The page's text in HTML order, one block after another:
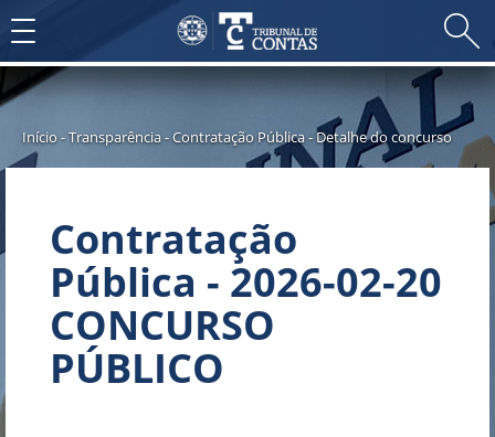
Toggle
navigation
Início-Transparência -Contratação Pública - Detalhe do concurso
Contratação
Pública - 2026-02-20
CONCURSO
PÚBLICO